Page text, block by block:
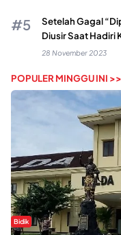
Setelah Gagal
Diusir Saat Hadiri
28 November 2023
POPULER MINGGU INI >>
Bidik